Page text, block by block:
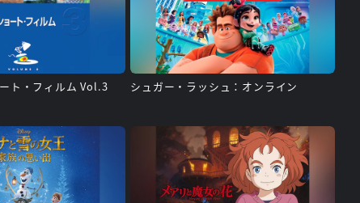
ト・フィルム Vol.3 シュガー・ラッシュ：オンライン